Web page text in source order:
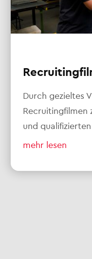
Durch gezieltes
Recruitingfilmen
und
mehr lesen